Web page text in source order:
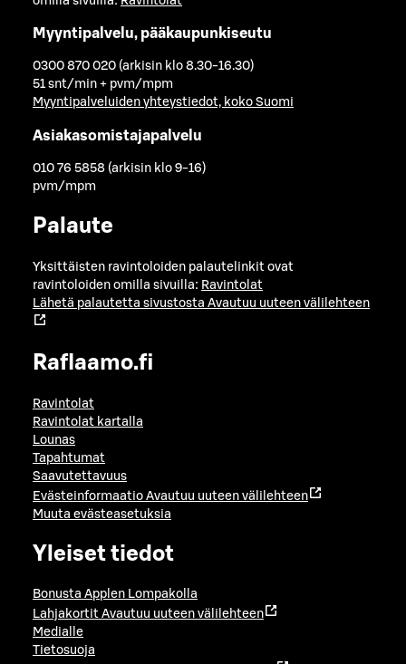
Myyntipalvelu, pääkaupunkiseutu
0300 870 020 (arkisin klo 8.30-16.30)
51 snt/min + pvm/mpm
Myyntipalveluiden yhteystiedot, koko Suomi
Asiakasomistajapalvelu
010 76 5858 (arkisin klo 9-16)
pvm/mpm
Palaute
Yksittäisten ravintoloiden palautelinkit ovat
ravintoloiden omilla sivuilla: Ravintolat
Lähetä palautetta sivustosta Avautuu uuteen välilehteen
Raflaamo.fi
Ravintolat
Ravintolat kartalla
Lounas
Tapahtumat
Saavutettavuus
Evästeinformaatio Avautuu uuteen välilehteen
Muuta evästeasetuksia
Yleiset tiedot
Bonusta Applen Lompakolla
Lahjakortit Avautuu uuteen välilehteen
Medialle
Tietosuoja